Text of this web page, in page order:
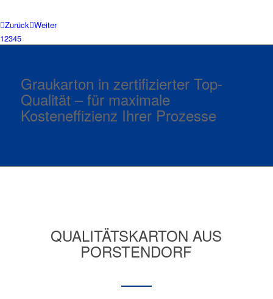
Zurück Weiter
12345
Graukarton in zertifizierter Top-
Qualität – für maximale
Kosteneffizienz Ihrer Prozesse
QUALITÄTSKARTON AUS
PORSTENDORF